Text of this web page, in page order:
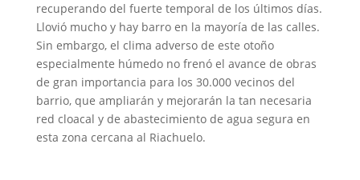
recuperando del fuerte temporal de los últimos días.
Llovió mucho y hay barro en la mayoría de las calles.
Sin embargo, el clima adverso de este otoño
especialmente húmedo no frenó el avance de obras
de gran importancia para los 30.000 vecinos del
barrio, que ampliarán y mejorarán la tan necesaria
red cloacal y de abastecimiento de agua segura en
esta zona cercana al Riachuelo.